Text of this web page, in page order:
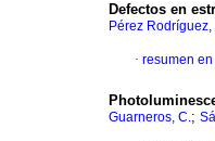
Defectos en
Pérez Rodríguez,
· resumen en
Guarneros, C.;